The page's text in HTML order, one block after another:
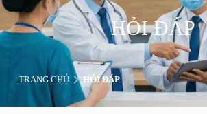
HỎI ĐÁP
TRANG CHỦ HỎI ĐÁP